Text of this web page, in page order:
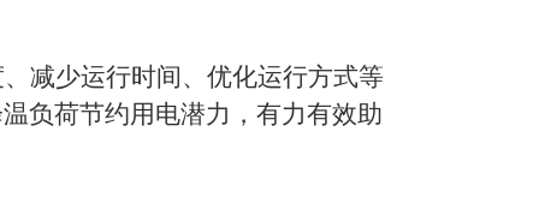
减少运行时间、优化运行方式等
负荷节约用电潜力，有力有效助